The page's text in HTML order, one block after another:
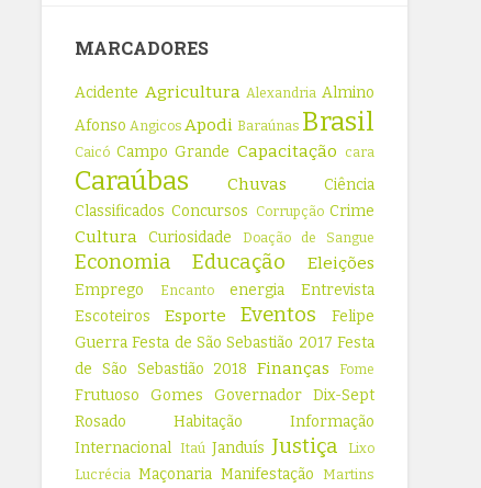
MARCADORES
Acidente Agricultura Alexandria Almino
Afonso Angicos Apodi Baraúnas Brasil
Caicó Campo Grande Capacitação cara
Caraúbas Chuvas
Ciência
Classificados Concursos Corrupção Crime
Cultura Curiosidade Doação de Sangue
Economia Educação Eleições
Emprego Encanto energia
Entrevista
Escoteiros
Esporte Eventos
Felipe
Guerra Festa de São Sebastião 2017 Festa
de São Sebastião 2018 Finanças Fome
Frutuoso Gomes
Governador Dix-Sept
Rosado
Habitação
Informação
Internacional
Itaú Janduís Justiça
Lixo
Lucrécia Maçonaria Manifestação Martins